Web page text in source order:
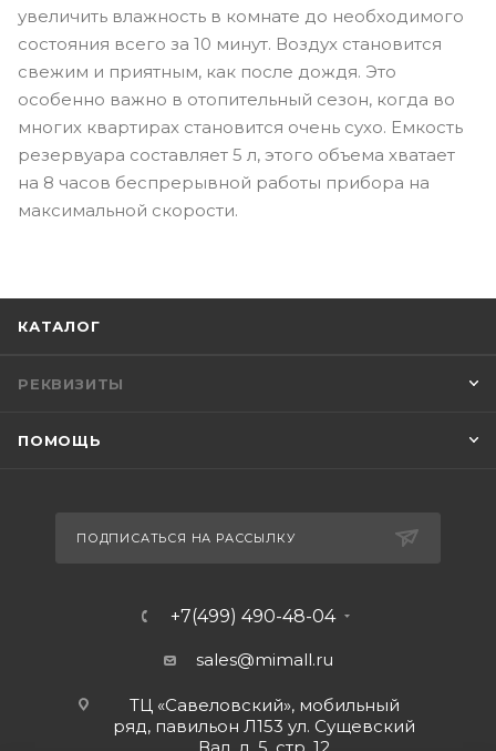
увеличить влажность в комнате до необходимого
состояния всего за 10 минут. Воздух становится
свежим и приятным, как после дождя. Это
особенно важно в отопительный сезон, когда во
многих квартирах становится очень сухо. Емкость
резервуара составляет 5 л, этого объема хватает
на 8 часов беспрерывной работы прибора на
максимальной скорости.
КАТАЛОГ
РЕКВИЗИТЫ
ПОМОЩЬ
ПОДПИСАТЬСЯ НА РАССЫЛКУ
+7(499) 490-48-04
sales@mimall.ru
ТЦ «Савеловский», мобильный
ряд, павильон Л153 ул. Сущевский